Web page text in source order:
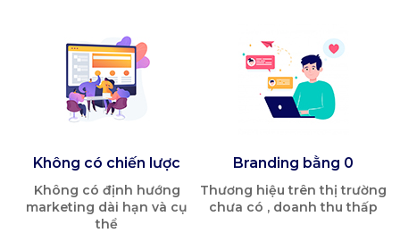
Không có chiến lược
Không có định hướng
marketing dài hạn và cụ
thể
Branding bằng 0
Thương hiệu trên thị trường
chưa có , doanh thu thấp